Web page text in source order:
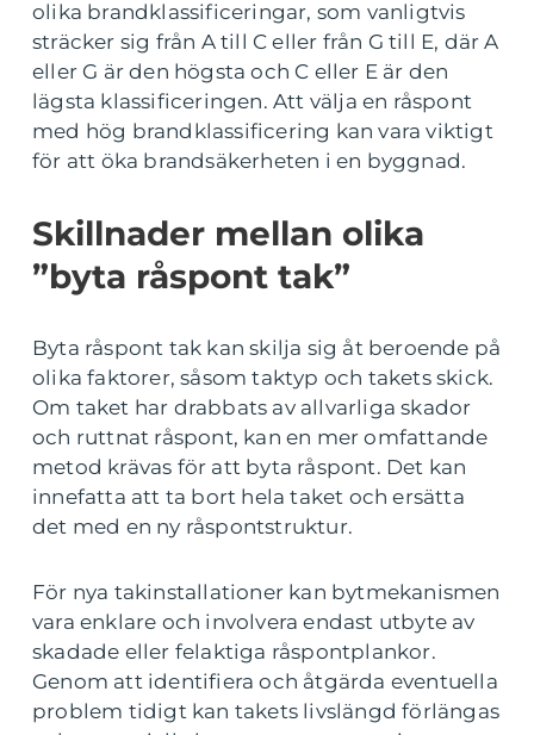
olika brandklassificeringar, som vanligtvis
sträcker sig från A till C eller från G till E, där A
eller G är den högsta och C eller E är den
lägsta klassificeringen. Att välja en råspont
med hög brandklassificering kan vara viktigt
för att öka brandsäkerheten i en byggnad.
Skillnader mellan olika
”byta råspont tak”
Byta råspont tak kan skilja sig åt beroende på
olika faktorer, såsom taktyp och takets skick.
Om taket har drabbats av allvarliga skador
och ruttnat råspont, kan en mer omfattande
metod krävas för att byta råspont. Det kan
innefatta att ta bort hela taket och ersätta
det med en ny råspontstruktur.
För nya takinstallationer kan bytmekanismen
vara enklare och involvera endast utbyte av
skadade eller felaktiga råspontplankor.
Genom att identifiera och åtgärda eventuella
problem tidigt kan takets livslängd förlängas